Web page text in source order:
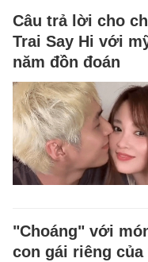
Câu trả lời cho
Trai Say Hi với
năm đồn đoán
"Choáng" với
con gái riêng